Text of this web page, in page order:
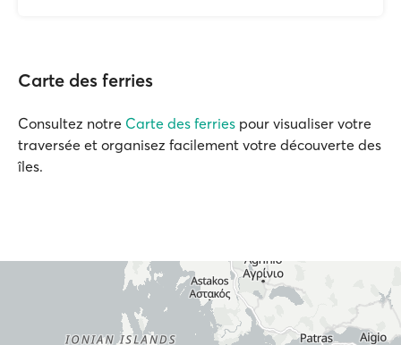
Carte des ferries
Consultez notre Carte des ferries pour visualiser votre
traversée et organisez facilement votre découverte des
îles.